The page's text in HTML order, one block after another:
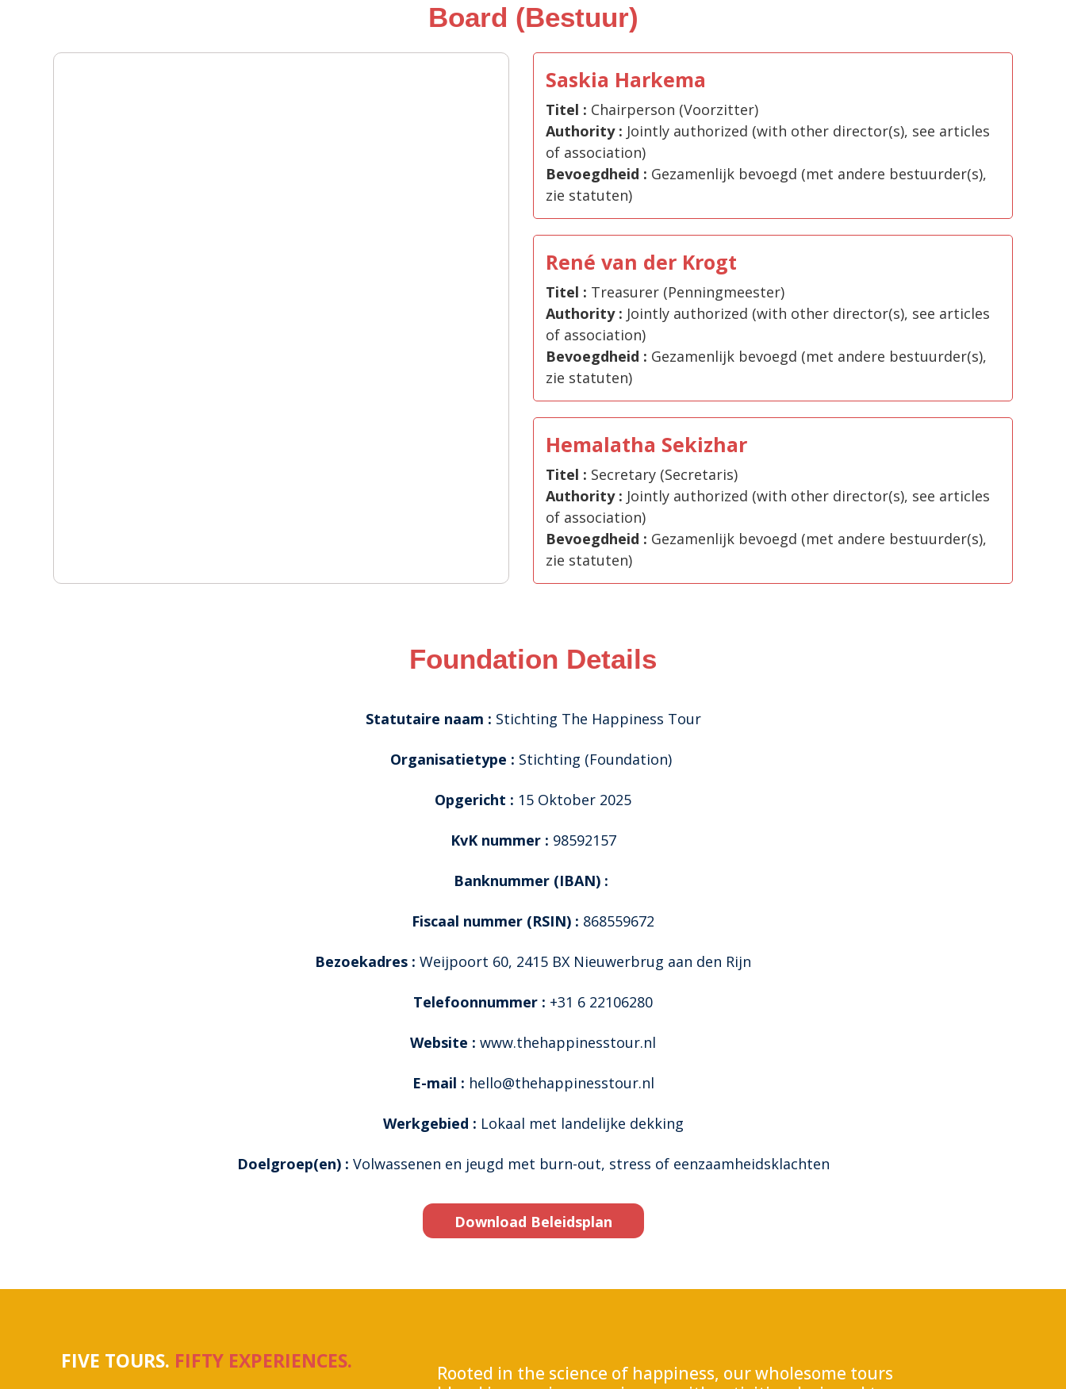
Board (Bestuur)
Saskia Harkema
Titel : Chairperson (Voorzitter)
Authority : Jointly authorized (with other director(s), see articles
of association)
Bevoegdheid : Gezamenlijk bevoegd (met andere bestuurder(s),
zie statuten)
René van der Krogt
Titel : Treasurer (Penningmeester)
Authority : Jointly authorized (with other director(s), see articles
of association)
Bevoegdheid : Gezamenlijk bevoegd (met andere bestuurder(s),
zie statuten)
Hemalatha Sekizhar
Titel : Secretary (Secretaris)
Authority : Jointly authorized (with other director(s), see articles
of association)
Bevoegdheid : Gezamenlijk bevoegd (met andere bestuurder(s),
zie statuten)
Foundation Details
Statutaire naam : Stichting The Happiness Tour
Organisatietype : Stichting (Foundation)
Opgericht : 15 Oktober 2025
KvK nummer : 98592157
Banknummer (IBAN) :
Fiscaal nummer (RSIN) : 868559672
Bezoekadres : Weijpoort 60, 2415 BX Nieuwerbrug aan den Rijn
Telefoonnummer : +31 6 22106280
Website : www.thehappinesstour.nl
E-mail : hello@thehappinesstour.nl
Werkgebied : Lokaal met landelijke dekking
Doelgroep(en) : Volwassenen en jeugd met burn-out, stress of eenzaamheidsklachten
Download Beleidsplan
FIVE TOURS. FIFTY EXPERIENCES.
Rooted in the science of happiness, our wholesome tours